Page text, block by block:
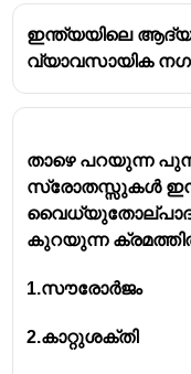
സൃഷ്ടി. .
രാജ്യത്തെ
മൃഗങ്ങളുടെ
തടയൽ,
ബന്ധപ്പെട്ട
അന്താരാഷ്ട്ര
ഇന്ത്യയിലെ
വ്യാവസായിക
താഴെ പറയുന്ന
സ്രോതസ്സുകൾ
കുറയുന്ന
1.സൗരോർജം
2.കാറ്റുശക്തി